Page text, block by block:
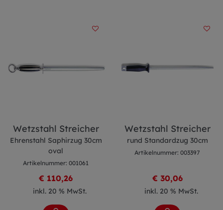
Wetzstahl Streicher
Ehrenstahl Saphirzug 30cm
oval
Artikelnummer: 001061
€ 110,26
inkl. 20 % MwSt.
Wetzstahl Streicher
rund Standardzug 30cm
Artikelnummer: 003397
€ 30,06
inkl. 20 % MwSt.